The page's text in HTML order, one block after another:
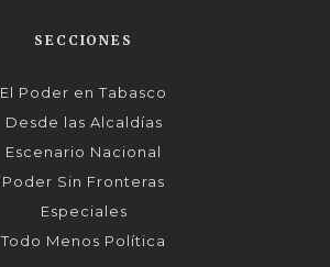
SECCIONES
El Poder en Tabasco
Desde las Alcaldías
Escenario Nacional
Poder Sin Fronteras
Especiales
Todo Menos Política